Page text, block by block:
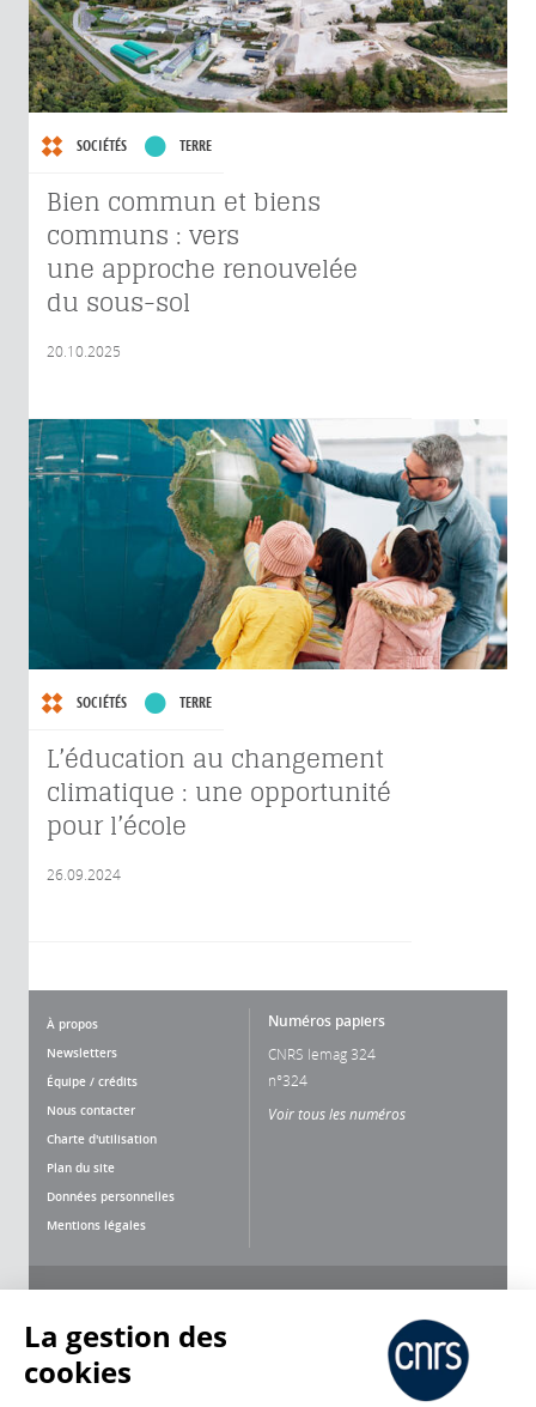
SOCIÉTÉS TERRE
Bien commun et biens
communs : vers
une approche renouvelée
du sous-sol
20.10.2025
SOCIÉTÉS TERRE
L’éducation au changement
climatique : une opportunité
pour l’école
26.09.2024
À propos
Newsletters
Équipe / crédits
Nous contacter
Charte d'utilisation
Plan du site
Données personnelles
Mentions légales
Numéros papiers
CNRS lemag 324
n°324
Voir tous les numéros
Nous suivre Partager
La gestion des
cookies